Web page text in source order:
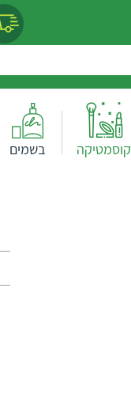
קוסמטיקה בשמים